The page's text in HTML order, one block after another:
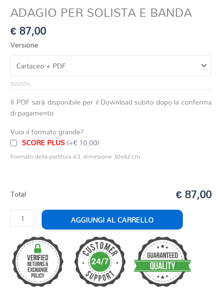
ADAGIO PER SOLISTA E BANDA
€87,00
Versione
SVUOTA
Il PDF sarà disponibile per il Download subito dopo la conferma
di pagamento.
Vuoi il formato grande?
SCORE PLUS(+€ 10,00)
Formato della partitura A3: dimesione 30x42 cm
Total € 87,00
ADAGIO
PER
SOLISTA
BANDA
quantità
AGGIUNGI AL CARRELLO